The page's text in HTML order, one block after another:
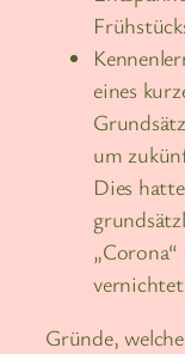
eines
um
Dies
Gründe,